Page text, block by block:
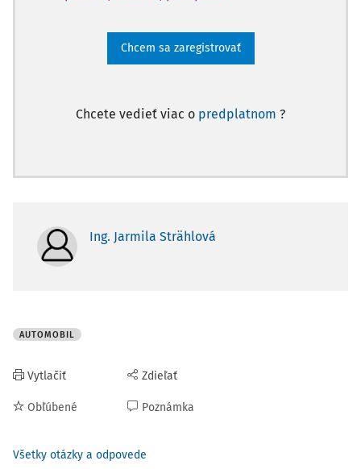
Chcem sa zaregistrovať
Chcete vedieť viac o predplatnom ?
Ing. Jarmila Strählová
AUTOMOBIL
Vytlačiť
Obľúbené
Zdieľať
Poznámka
Všetky otázky a odpovede